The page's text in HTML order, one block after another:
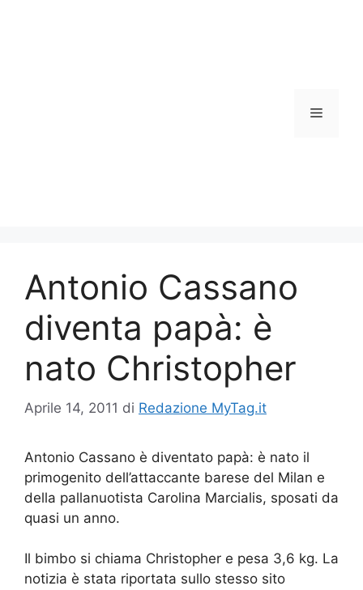
Menu
Antonio Cassano
diventa papà: è
nato Christopher
Aprile 14, 2011 di Redazione MyTag.it
Antonio Cassano è diventato papà: è nato il
primogenito dell’attaccante barese del Milan e
della pallanuotista Carolina Marcialis, sposati da
quasi un anno.
Il bimbo si chiama Christopher e pesa 3,6 kg. La
notizia è stata riportata sullo stesso sito